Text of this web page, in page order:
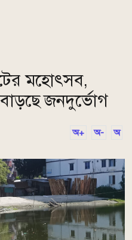
মহোৎসব,
জনদুর্ভোগ
অ+ অ- অ